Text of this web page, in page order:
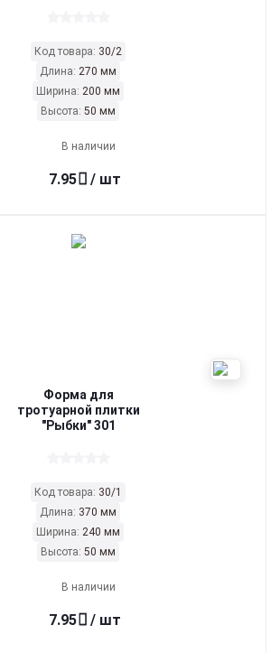
Код товара: 30/2
Длина: 270 мм
Ширина: 200 мм
Высота: 50 мм
В наличии
7.95 / шт
Форма для
тротуарной плитки
"Рыбки" 301
Код товара: 30/1
Длина: 370 мм
Ширина: 240 мм
Высота: 50 мм
В наличии
7.95 / шт